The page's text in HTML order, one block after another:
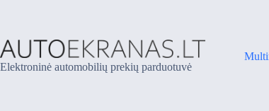
Elektroninė automobilių prekių parduotuvė